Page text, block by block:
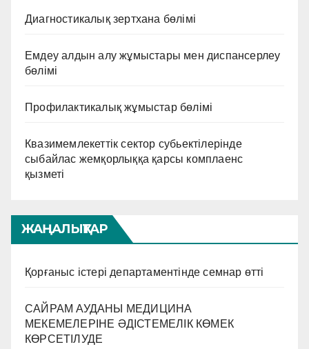
«АИТВ- инфекциясының алдын
күні өткізді.
Диагностикалық зертхана бөлімі
Емдеу алдын алу жұмыстары мен диспансерлеу
бөлімі
Профилактикалық жұмыстар бөлімі
Квазимемлекеттік сектор субьектілерінде
сыбайлас жемқорлыққа қарсы комплаенс
қызметі
ЖАҢАЛЫҚТАР
Қорғаныс істері департаментінде семнар өтті
САЙРАМ АУДАНЫ МЕДИЦИНА
МЕКЕМЕЛЕРІНЕ ӘДІСТЕМЕЛІК КӨМЕК
КӨРСЕТІЛУДЕ